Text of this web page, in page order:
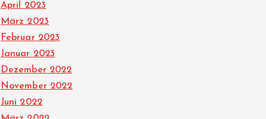
April 2023
März 2023
Februar 2023
Januar 2023
Dezember 2022
November 2022
Juni 2022